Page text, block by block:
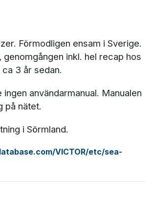
Förmodligen ensam i Sverige.
genomgången inkl. hel recap hos
3 år sedan.
användarmanual. Manualen
på nätet.
i Sörmland.
VICTOR/etc/sea-